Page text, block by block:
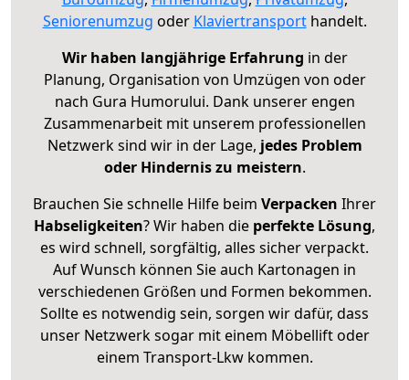
Seniorenumzug oder Klaviertransporthandelt.
Wir haben langjährige Erfahrung in der
Planung, Organisation von Umzügen von oder
nach Gura Humorului. Dank unserer engen
Zusammenarbeit mit unserem professionellen
Netzwerk sind wir in der Lage, jedes Problem
oder Hindernis zu meistern.
Brauchen Sie schnelle Hilfe beim Verpacken Ihrer
Habseligkeiten? Wir haben die perfekte Lösung,
es wird schnell, sorgfältig, alles sicher verpackt.
Auf Wunsch können Sie auch Kartonagen in
verschiedenen Größen und Formen bekommen.
Sollte es notwendig sein, sorgen wir dafür, dass
unser Netzwerk sogar mit einem Möbellift oder
einem Transport-Lkw kommen.